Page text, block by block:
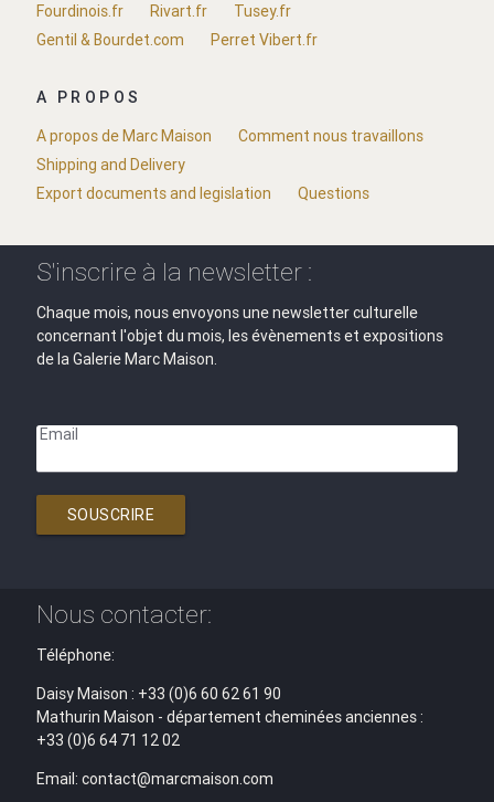
Fourdinois.fr
Rivart.fr
Tusey.fr
Gentil & Bourdet.com
Perret Vibert.fr
A PROPOS
A propos de Marc Maison
Comment nous travaillons
Shipping and Delivery
Export documents and legislation
Questions
S'inscrire à la newsletter :
Chaque mois, nous envoyons une newsletter culturelle
concernant l'objet du mois, les évènements et expositions
de la Galerie Marc Maison.
Email
SOUSCRIRE
Nous contacter:
Téléphone:
Daisy Maison : +33 (0)6 60 62 61 90
Mathurin Maison - département cheminées anciennes :
+33 (0)6 64 71 12 02
Email: contact@marcmaison.com